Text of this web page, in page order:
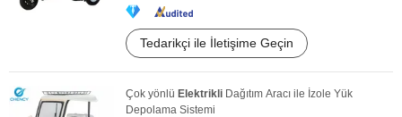
Tedarikçi ile İletişime Geçin
Çok yönlü Elektrikli Dağıtım Aracı ile İzole Yük
Depolama Sistemi